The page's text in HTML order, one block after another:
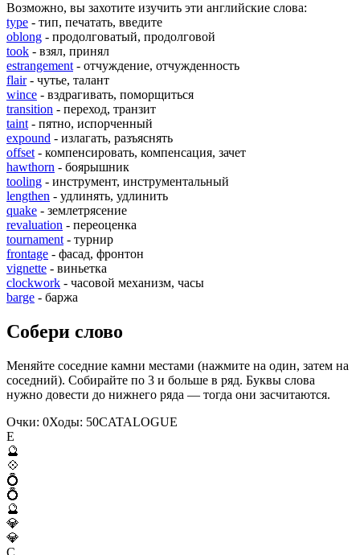
Возможно, вы захотите изучить эти английские слова:
type - тип, печатать, введите
oblong - продолговатый, продолговой
took - взял, принял
estrangement - отчуждение, отчужденность
flair- чутье, талант
wince - вздрагивать, поморщиться
transition - переход, транзит
taint - пятно, испорченный
expound - излагать, разъяснять
offset - компенсировать, компенсация, зачет
hawthorn - боярышник
tooling - инструмент, инструментальный
lengthen - удлинять, удлинить
quake - землетрясение
revaluation - переоценка
tournament - турнир
frontage - фасад, фронтон
vignette - виньетка
clockwork - часовой механизм, часы
barge - баржа
Собери слово
Меняйте соседние камни местами (нажмите на один, затем на
соседний). Собирайте по 3 и больше в ряд. Буквы слова
нужно довести до нижнего ряда — тогда они засчитаются.
Очки: 0Ходы: 50CATALOGUE
E
🔮
💠
💍
💍
🔮
💎
💎
C